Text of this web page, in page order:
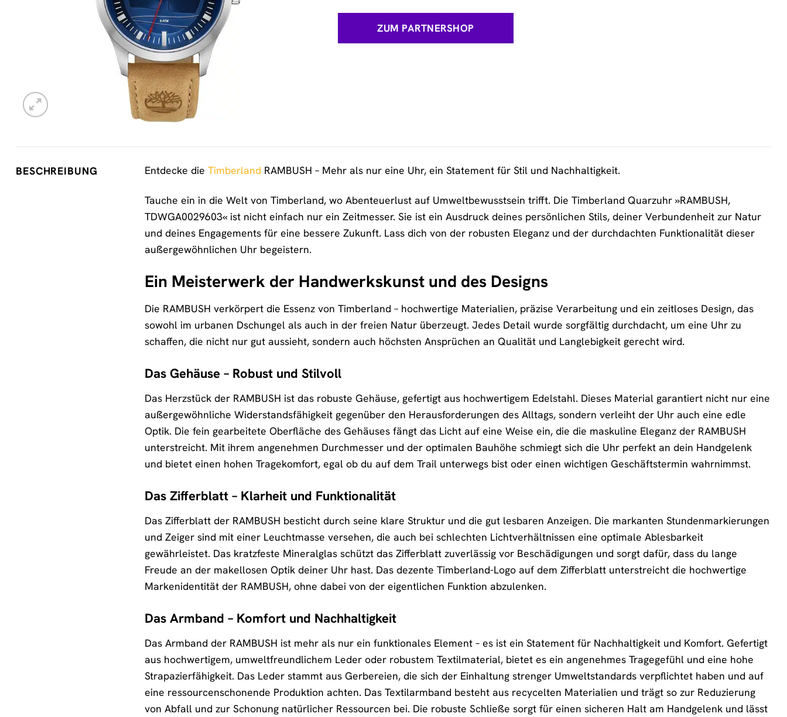
ZUM PARTNERSHOP
BESCHREIBUNG Entdecke die Timberland RAMBUSH – Mehr als nur eine Uhr, ein Statement für Stil und Nachhaltigkeit.
Tauche ein in die Welt von Timberland, wo Abenteuerlust auf Umweltbewusstsein trifft. Die Timberland Quarzuhr »RAMBUSH,
TDWGA0029603« ist nicht einfach nur ein Zeitmesser. Sie ist ein Ausdruck deines persönlichen Stils, deiner Verbundenheit zur Natur
und deines Engagements für eine bessere Zukunft. Lass dich von der robusten Eleganz und der durchdachten Funktionalität dieser
außergewöhnlichen Uhr begeistern.
Ein Meisterwerk der Handwerkskunst und des Designs
Die RAMBUSH verkörpert die Essenz von Timberland – hochwertige Materialien, präzise Verarbeitung und ein zeitloses Design, das
sowohl im urbanen Dschungel als auch in der freien Natur überzeugt. Jedes Detail wurde sorgfältig durchdacht, um eine Uhr zu
schaffen, die nicht nur gut aussieht, sondern auch höchsten Ansprüchen an Qualität und Langlebigkeit gerecht wird.
Das Gehäuse – Robust und Stilvoll
Das Herzstück der RAMBUSH ist das robuste Gehäuse, gefertigt aus hochwertigem Edelstahl. Dieses Material garantiert nicht nur eine
außergewöhnliche Widerstandsfähigkeit gegenüber den Herausforderungen des Alltags, sondern verleiht der Uhr auch eine edle
Optik. Die fein gearbeitete Oberfläche des Gehäuses fängt das Licht auf eine Weise ein, die die maskuline Eleganz der RAMBUSH
unterstreicht. Mit ihrem angenehmen Durchmesser und der optimalen Bauhöhe schmiegt sich die Uhr perfekt an dein Handgelenk
und bietet einen hohen Tragekomfort, egal ob du auf dem Trail unterwegs bist oder einen wichtigen Geschäftstermin wahrnimmst.
Das Zifferblatt – Klarheit und Funktionalität
Das Zifferblatt der RAMBUSH besticht durch seine klare Struktur und die gut lesbaren Anzeigen. Die markanten Stundenmarkierungen
und Zeiger sind mit einer Leuchtmasse versehen, die auch bei schlechten Lichtverhältnissen eine optimale Ablesbarkeit
gewährleistet. Das kratzfeste Mineralglas schützt das Zifferblatt zuverlässig vor Beschädigungen und sorgt dafür, dass du lange
Freude an der makellosen Optik deiner Uhr hast. Das dezente Timberland-Logo auf dem Zifferblatt unterstreicht die hochwertige
Markenidentität der RAMBUSH, ohne dabei von der eigentlichen Funktion abzulenken.
Das Armband – Komfort und Nachhaltigkeit
Das Armband der RAMBUSH ist mehr als nur ein funktionales Element – es ist ein Statement für Nachhaltigkeit und Komfort. Gefertigt
aus hochwertigem, umweltfreundlichem Leder oder robustem Textilmaterial, bietet es ein angenehmes Tragegefühl und eine hohe
Strapazierfähigkeit. Das Leder stammt aus Gerbereien, die sich der Einhaltung strenger Umweltstandards verpflichtet haben und auf
eine ressourcenschonende Produktion achten. Das Textilarmband besteht aus recycelten Materialien und trägt so zur Reduzierung
von Abfall und zur Schonung natürlicher Ressourcen bei. Die robuste Schließe sorgt für einen sicheren Halt am Handgelenk und lässt